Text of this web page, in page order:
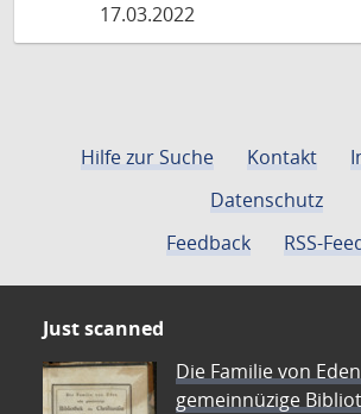
17.03.2022
Hilfe zur Suche Kontakt
Datenschutz
Feedback
RSS-
Just scanned
Die Familie von
gemeinnüzige